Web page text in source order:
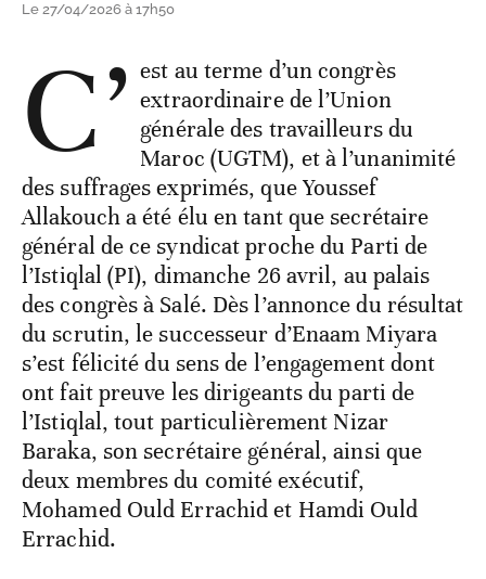
Le 27/04/2026 à 17h50
C’ est au terme d’un congrès
extraordinaire de l’Union
générale des travailleurs du
Maroc (UGTM), et à l’unanimité
des suffrages exprimés, que Youssef
Allakouch a été élu en tant que secrétaire
général de ce syndicat proche du Parti de
l’Istiqlal (PI), dimanche 26 avril, au palais
des congrès à Salé. Dès l’annonce du résultat
du scrutin, le successeur d’Enaam Miyara
s’est félicité du sens de l’engagement dont
ont fait preuve les dirigeants du parti de
l’Istiqlal, tout particulièrement Nizar
Baraka, son secrétaire général, ainsi que
deux membres du comité exécutif,
Mohamed Ould Errachid et Hamdi Ould
Errachid.